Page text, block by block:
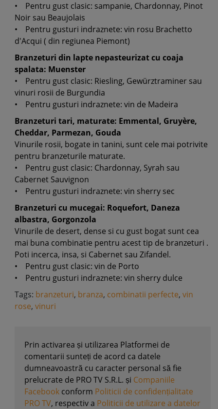
• Pentru gust clasic: sampanie, Chardonnay, Pinot
Noir sau Beaujolais
• Pentru gusturi indraznete: vin rosu Brachetto
d'Acqui ( din regiunea Piemont)
Branzeturi din lapte nepasteurizat cu coaja
spalata: Muenster
• Pentru gust clasic: Riesling, Gewürztraminer sau
vinuri rosii de Burgundia
• Pentru gusturi indraznete: vin de Madeira
Branzeturi tari, maturate: Emmental, Gruyère,
Cheddar, Parmezan, Gouda
Vinurile rosii, bogate in tanini, sunt cele mai potrivite
pentru branzeturile maturate.
• Pentru gust clasic: Chardonnay, Syrah sau
Cabernet Sauvignon
• Pentru gusturi indraznete: vin sherry sec
Branzeturi cu mucegai: Roquefort, Daneza
albastra, Gorgonzola
Vinurile de desert, dense si cu gust bogat sunt cea
mai buna combinatie pentru acest tip de branzeturi .
Poti incerca, insa, si Cabernet sau Zifandel.
• Pentru gust clasic: vin de Porto
• Pentru gusturi indraznete: vin sherry dulce
Tags: branzeturi, branza, combinatii perfecte, vin
rose, vinuri
Prin activarea și utilizarea Platformei de
comentarii sunteți de acord ca datele
dumneavoastră cu caracter personal să fie
prelucrate de PRO TV S.R.L. și Companiile
Facebook conform Politicii de confidențialitate
PRO TV, respectiv a Politicii de utilizare a datelor